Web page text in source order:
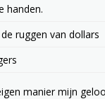
handen.
ruggen van dollars
manier mijn